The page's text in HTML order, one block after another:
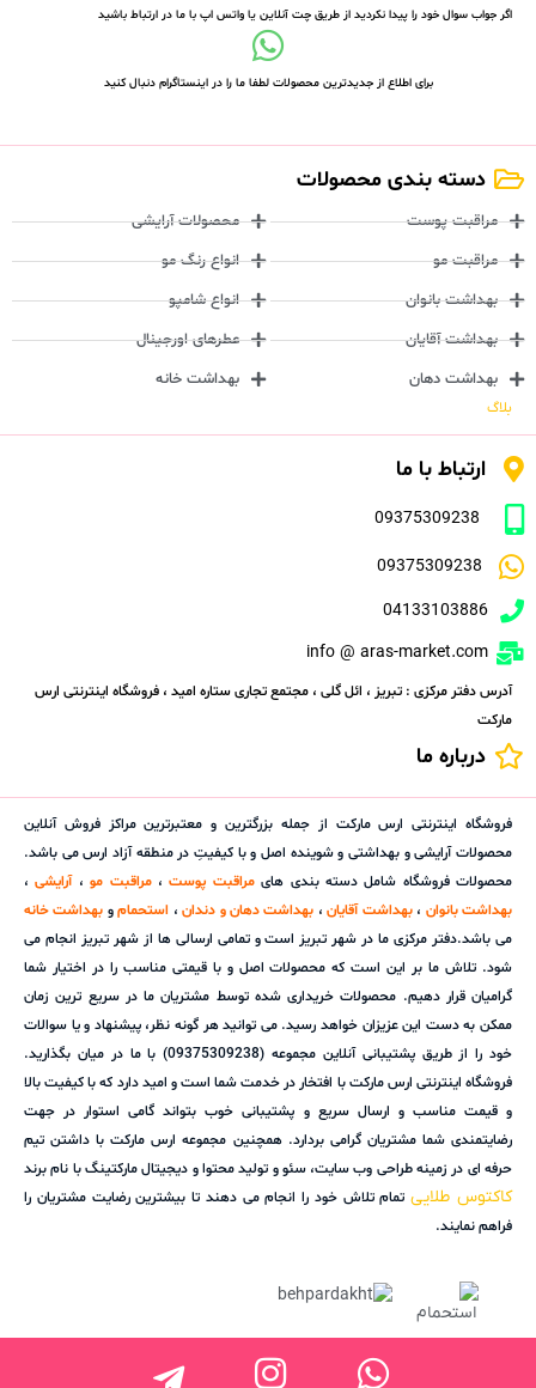
اگر جواب سوال خود را پیدا نکردید از طریق چت آنلاین یا واتس اپ با ما در ارتباط باشید
برای اطلاع از جدیدترین محصولات لطفا ما را در اینستاگرام دنبال کنید
دسته بندی محصولات
مراقبت پوست
مراقبت مو
بهداشت بانوان
بهداشت آقایان
بهداشت دهان
محصولات آرایشی
انواع رنگ مو
انواع شامپو
عطرهای اورجینال
بهداشت خانه
بلاگ
ارتباط با ما
09375309238
09375309238
04133103886
info @ aras-market.com
آدرس دفتر مرکزی : تبریز ، ائل گلی ، مجتمع تجاری ستاره امید ، فروشگاه اینترنتی ارس
مارکت
درباره ما
فروشگاه اینترنتی ارس مارکت از جمله بزرگترین و معتبرترین مراکز فروش آنلاین
محصولات آرایشی و بهداشتی و شوینده اصل و با کیفیتِ در منطقه آزاد ارس می باشد.
محصولات فروشگاه شامل دسته بندی هایمراقبت پوست،مراقبت مو،آرایشی،
بهداشت بانوان ،بهداشت آقایان، بهداشت دهان و دندان، استحمامو بهداشت خانه
می باشد.دفتر مرکزی ما در شهر تبریز است و تمامی ارسالی ها از شهر تبریز انجام می
شود. تلاش ما بر این است که محصولات اصل و با قیمتی مناسب را در اختیار شما
گرامیان قرار دهیم. محصولات خریداری شده توسط مشتریان ما در سریع ترین زمان
ممکن به دست این عزیزان خواهد رسید. می توانید هر گونه نظر، پیشنهاد و یا سوالات
خود را از طریق پشتیبانی آنلاین مجموعه (09375309238) با ما در میان بگذارید.
فروشگاه اینترنتی ارس مارکت با افتخار در خدمت شما است و امید دارد که با کیفیت بالا
و قیمت مناسب و ارسال سریع و پشتیبانی خوب بتواند گامی استوار در جهت
رضایتمندی شما مشتریان گرامی بردارد. همچنین مجموعه ارس مارکت با داشتن تیم
حرفه ای در زمینه طراحی وب سایت، سئو و تولید محتوا و دیجیتال مارکتینگ با نام برند
کاکتوس طلاییتمام تلاش خود را انجام می دهند تا بیشترین رضایت مشتریان را
فراهم نمایند.